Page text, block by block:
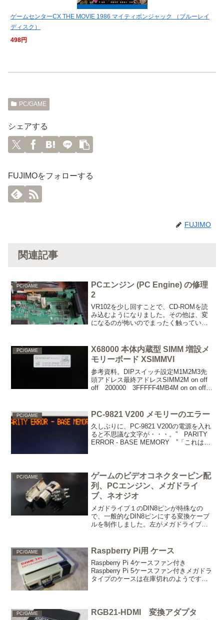
ゲームセンターCX THE MOVIE 1986 マイティボンジャック （ブルーレイ
ディスク）
498円
PC/GAME
シェアする
FUJIMOをフォローする
FUJIMO
関連記事
PC/GAME
PCエンジン (PC Engine) の修理
2
VR102を少し回すことで、CD-ROMを読
み込むようになりました。その他は、変
になるのが怖いのでまったく触っていな
常の音量になるまで時間がかかります。
まぁ～ちょっとゲ...
PC/GAME
X68000 本体内蔵型 SIMM 増設メ
モリーボード XSIMMVI
参考資料。DIPスイッチ設定M1M2M3先
頭アドレス最終アドレスSIMM2M on off
off 200000 3FFFFF4MB4M on on off
PC/GAME PC-9821 V200 メモリーのエラー
久しぶりに、PC-9821 V200の電源を入れ
ると不思議な文字が・・・。” PARITY
ERROR - BASE MEMORY ”「これは、
PC/GAME
ゲームのビデオコネクターピン配
列、PCエンジン、メガドライ
ブ、ネオジオ
メガドライブ１のDIN8ピンが特殊なの
で、一般的なDIN8ピンにする変換ケーブ
ルを制作しました。左がメガドライブ本
メガドラやネオジオと同じ。 メガドラ
イブ D...
PC/GAME Raspberry Pi用 ケース
Raspberry Pi 4ケースファン付き
Raspberry Pi 5ケースファン付きメガドラ
タイプのケースは在庫切れのようです。
PC/GAME RGB21-HDMI 変換アダプタ